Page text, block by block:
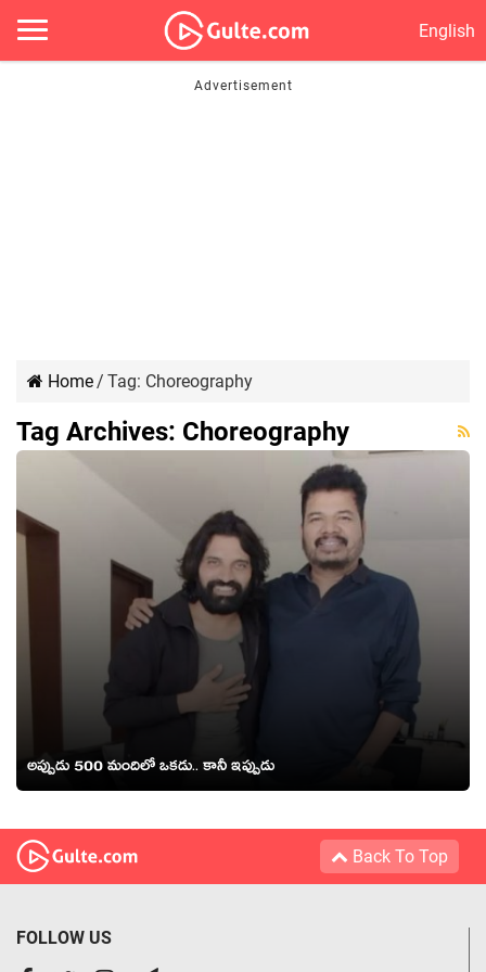
English
Home/ Tag: Choreography
Tag Archives: Choreography
అప్పుడు 500 మందిలో ఒకడు.. కానీ ఇప్పుడు
Back To Top
FOLLOW US